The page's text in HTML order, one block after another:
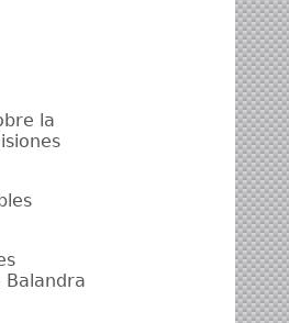
la
Balandra